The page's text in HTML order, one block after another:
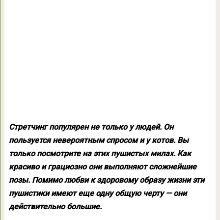
Стретчинг популярен не только у людей. Он
пользуется невероятным спросом и у котов. Вы
только посмотрите на этих пушистых милах. Как
красиво и грациозно они выполняют сложнейшие
позы. Помимо любви к здоровому образу жизни эти
пушистики имеют еще одну общую черту — они
действительно большие.